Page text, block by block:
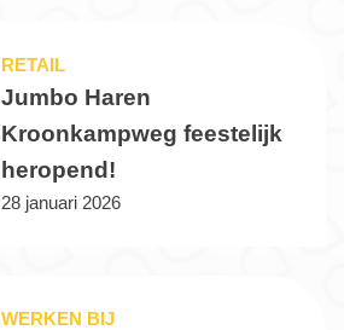
RETAIL
Jumbo Haren
Kroonkampweg feestelijk
heropend!
28 januari 2026
WERKEN BIJ